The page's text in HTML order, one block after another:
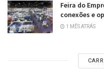
Feira do
conexões e
1 MÊS ATRÁS